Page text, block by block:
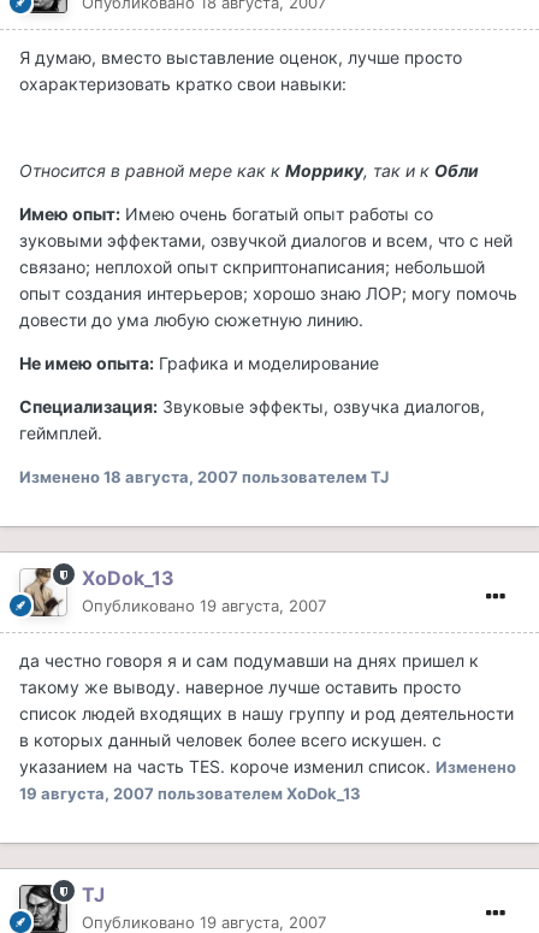
Я думаю, вместо выставление оценок, лучше просто
охарактеризовать кратко свои навыки:
Относится в равной мере как к Моррику, так и к Обли
Имею опыт: Имею очень богатый опыт работы со
зуковыми эффектами, озвучкой диалогов и всем, что с ней
связано; неплохой опыт скприптонаписания; небольшой
опыт создания интерьеров; хорошо знаю ЛОР; могу помочь
довести до ума любую сюжетную линию.
Не имею опыта: Графика и моделирование
Специализация: Звуковые эффекты, озвучка диалогов,
геймплей.
Изменено18 августа, 2007 пользователем TJ
XoDok_13
Опубликовано 19 августа, 2007
да честно говоря я и сам подумавши на днях пришел к
такому же выводу. наверное лучше оставить просто
список людей входящих в нашу группу и род деятельности
в которых данный человек более всего искушен. с
указанием на часть TES. короче изменил список. Изменено
19 августа, 2007 пользователем XoDok_13
TJ
Опубликовано 19 августа, 2007